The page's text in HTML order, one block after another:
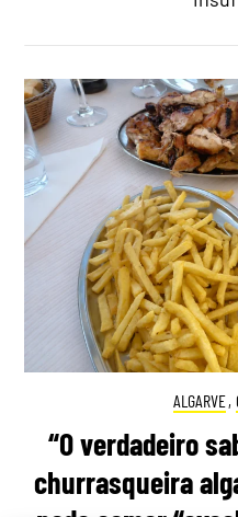
ALGARVE,
“O verdadeiro
churrasqueira